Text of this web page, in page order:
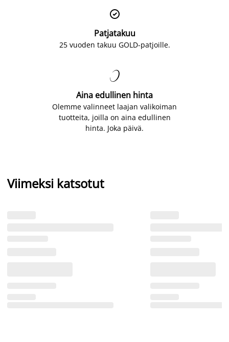

Patjatakuu
25 vuoden takuu GOLD-patjoille.

Aina edullinen hinta
Olemme valinneet laajan valikoiman
tuotteita, joilla on aina edullinen
hinta. Joka päivä.
Viimeksi katsotut